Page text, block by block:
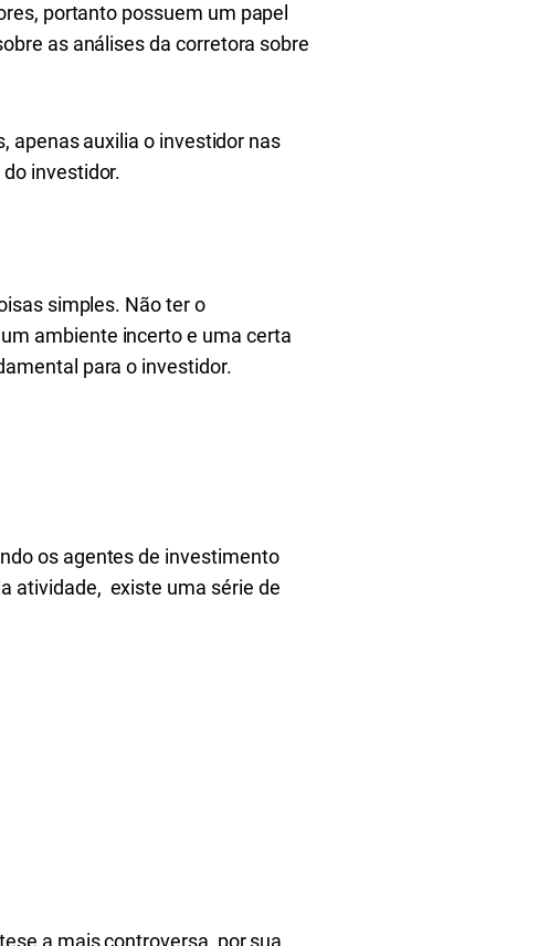
portanto possuem um papel
as análises da corretora sobre
apenas auxilia o investidor nas
investidor.
simples. Não ter o
ambiente incerto e uma certa
para o investidor.
os agentes de investimento
atividade, existe uma série de
a mais controversa, por sua